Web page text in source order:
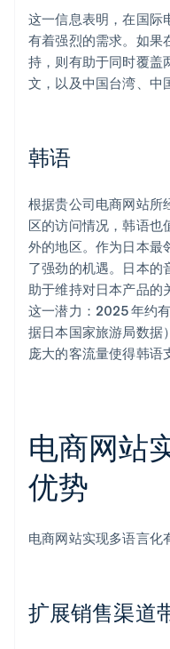
这一信息表明，在国际
有着强烈的需求。如果
持，则有助于同时覆盖
文，以及中国台湾、中
韩语
根据贵公司电商网站所
区的访问情况，韩语也
外的地区。作为日本最
了强劲的机遇。日本的
助于维持对日本产品的
这一潜力：2025 年约
据日本国家旅游局数据
庞大的客流量使得韩语
电商网站
优势
电商网站实现多语言化
扩展销售渠道